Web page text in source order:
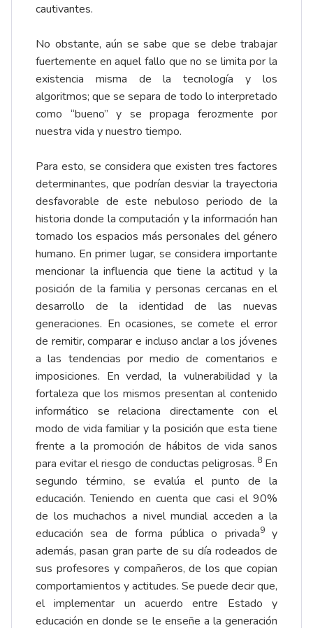
cautivantes.
No obstante, aún se sabe que se debe trabajar
fuertemente en aquel fallo que no se limita por la
existencia misma de la tecnología y los
algoritmos; que se separa de todo lo interpretado
como “bueno” y se propaga ferozmente por
nuestra vida y nuestro tiempo.
Para esto, se considera que existen tres factores
determinantes, que podrían desviar la trayectoria
desfavorable de este nebuloso periodo de la
historia donde la computación y la información han
tomado los espacios más personales del género
humano. En primer lugar, se considera importante
mencionar la influencia que tiene la actitud y la
posición de la familia y personas cercanas en el
desarrollo de la identidad de las nuevas
generaciones. En ocasiones, se comete el error
de remitir, comparar e incluso anclar a los jóvenes
a las tendencias por medio de comentarios e
imposiciones. En verdad, la vulnerabilidad y la
fortaleza que los mismos presentan al contenido
informático se relaciona directamente con el
modo de vida familiar y la posición que esta tiene
frente a la promoción de hábitos de vida sanos
para evitar el riesgo de conductas peligrosas. 8En
segundo término, se evalúa el punto de la
educación. Teniendo en cuenta que casi el 90%
de los muchachos a nivel mundial acceden a la
educación sea de forma pública o privada9y
además, pasan gran parte de su día rodeados de
sus profesores y compañeros, de los que copian
comportamientos y actitudes. Se puede decir que,
el implementar un acuerdo entre Estado y
educación en donde se le enseñe a la generación